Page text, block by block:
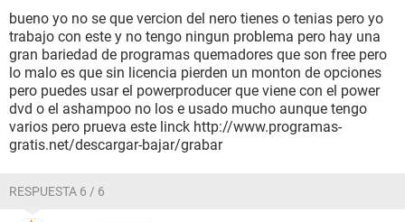
bueno yo no se que vercion del nero tienes o tenias pero yo
trabajo con este y no tengo ningun problema pero hay una
gran bariedad de programas quemadores que son free pero
lo malo es que sin licencia pierden un monton de opciones
pero puedes usar el powerproducer que viene con el power
dvd o el ashampoo no los e usado mucho aunque tengo
varios pero prueva este linck http://www.programas-
gratis.net/descargar-bajar/grabar
RESPUESTA 6 / 6